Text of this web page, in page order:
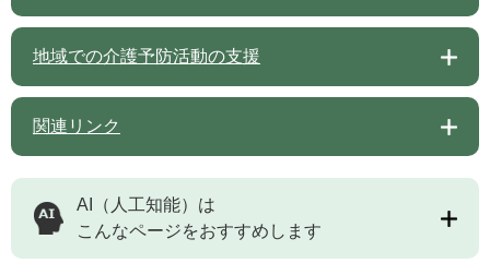
地域での介護予防活動の支援
関連リンク
AI（人工知能）は
こんなページをおすすめします